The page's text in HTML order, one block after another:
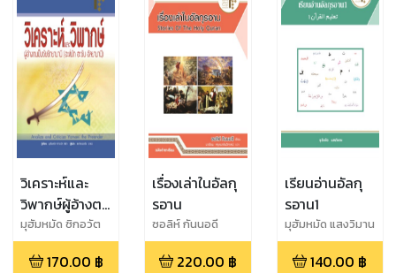
วิเคราะห์และ
วิพากษ์ผู้อ้างตน
เป็นซัยยิดยะ
มานี
มุฮัมหมัด ซิกอวัต
170.00 ฿
เรื่องเล่าในอัลกุ
รอาน
ซอลิห์ กันนอดี
220.00 ฿
เรียนอ่านอัลกุ
รอาน1
มุฮัมหมัด แสงวิมาน
140.00 ฿